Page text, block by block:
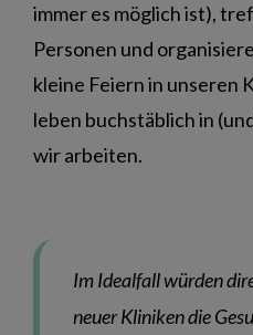
immer es möglich ist),
Personen und
kleine Feiern in unseren
leben buchstäblich in
wir arbeiten.
Im Idealfall würden
neuer Kliniken die